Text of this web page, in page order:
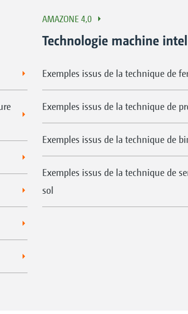
AMAZONE 4,0
Technologie machine
Exemples issus de la technique de
Exemples issus de la technique de
Exemples issus de la technique de
Exemples issus de la technique de
sol